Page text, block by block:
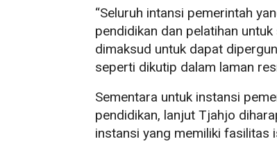
“Seluruh intansi pemerintah
pendidikan dan pelatihan
dimaksud untuk dapat
seperti dikutip dalam laman
Sementara untuk instansi
pendidikan, lanjut Tjahjo
instansi yang memiliki fasilitas